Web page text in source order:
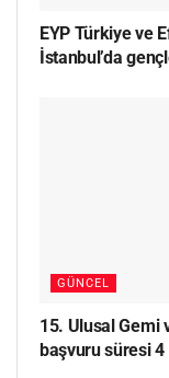
EYP Türkiye ve
İstanbul’da
GÜNCEL
15. Ulusal Gemi
başvuru süresi 4